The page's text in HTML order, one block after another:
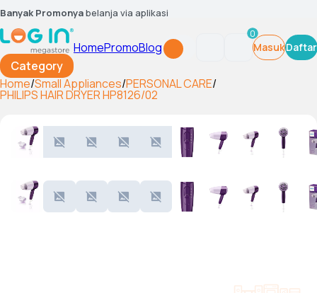
Banyak Promonyabelanja via aplikasi
Category
HomePromoBlog
0
MasukDaftar
Home/Small Appliances/PERSONAL CARE/
PHILIPS HAIR DRYER HP8126/02